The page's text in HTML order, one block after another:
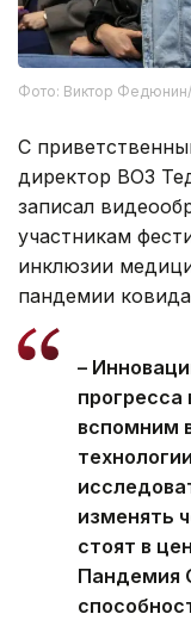
Фото: Виктор
С
директор ВОЗ
записал
участникам
инклюзии
пандемии
–
прогресса
вспомним
изменять
стоят в
Пандемия